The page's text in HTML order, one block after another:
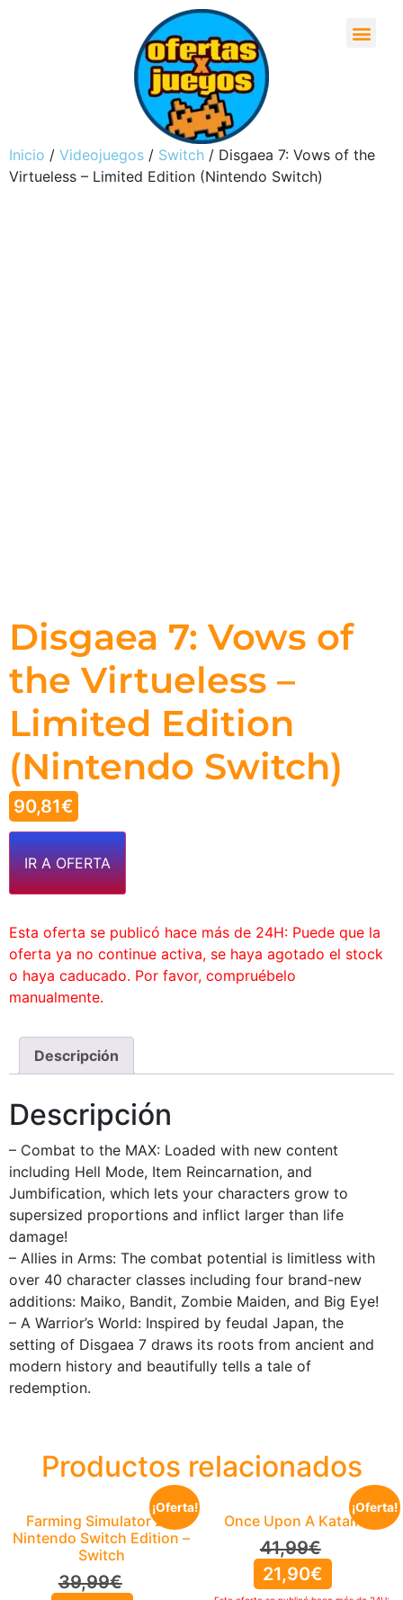
Inicio / Videojuegos / Switch / Disgaea 7: Vows of the
Virtueless – Limited Edition (Nintendo Switch)
Disgaea 7: Vows of
the Virtueless –
Limited Edition
(Nintendo Switch)
90,81€
IR A OFERTA
Esta oferta se publicó hace más de 24H: Puede que la
oferta ya no continue activa, se haya agotado el stock
o haya caducado. Por favor, compruébelo
manualmente.
Descripción
Descripción
– Combat to the MAX: Loaded with new content
including Hell Mode, Item Reincarnation, and
Jumbification, which lets your characters grow to
supersized proportions and inflict larger than life
damage!
– Allies in Arms: The combat potential is limitless with
over 40 character classes including four brand-new
additions: Maiko, Bandit, Zombie Maiden, and Big Eye!
– A Warrior’s World: Inspired by feudal Japan, the
setting of Disgaea 7 draws its roots from ancient and
modern history and beautifully tells a tale of
redemption.
Productos relacionados
¡Oferta!
Farming Simulator 26:
Nintendo Switch Edition –
Switch
39,99€
¡Oferta!
Once Upon A Katamari
41,99€
21,90€